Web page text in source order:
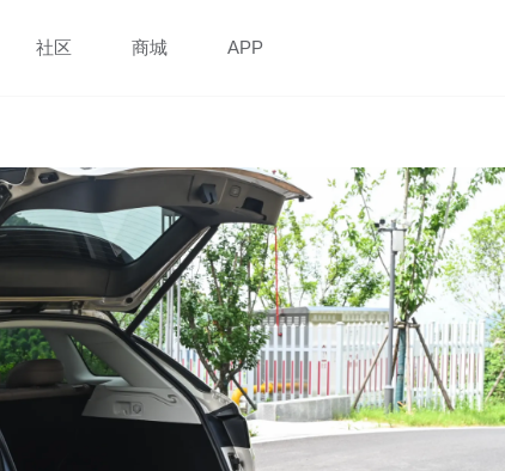
社区 商城 APP